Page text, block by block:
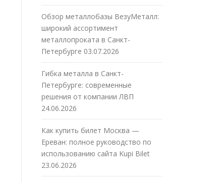
Обзор металлобазы ВезуМеталл:
широкий ассортимент
металлопроката в Санкт-
Петербурге 03.07.2026
Гибка металла в Санкт-
Петербурге: современные
решения от компании ЛВП
24.06.2026
Как купить билет Москва —
Ереван: полное руководство по
использованию сайта Kupi Bilet
23.06.2026